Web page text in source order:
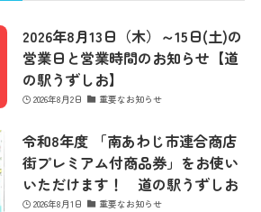
コンテンツ
館内のご案内
2026年8月13日（木）～15日(土)の
営業日と営業時間のお知らせ【道
の駅うずしお】
2026年8月2日 重要なお知らせ
令和8年度 「南あわじ市連合商店
街プレミアム付商品券」をお使い
いただけます！ 道の駅うずしお
2026年8月1日 重要なお知らせ